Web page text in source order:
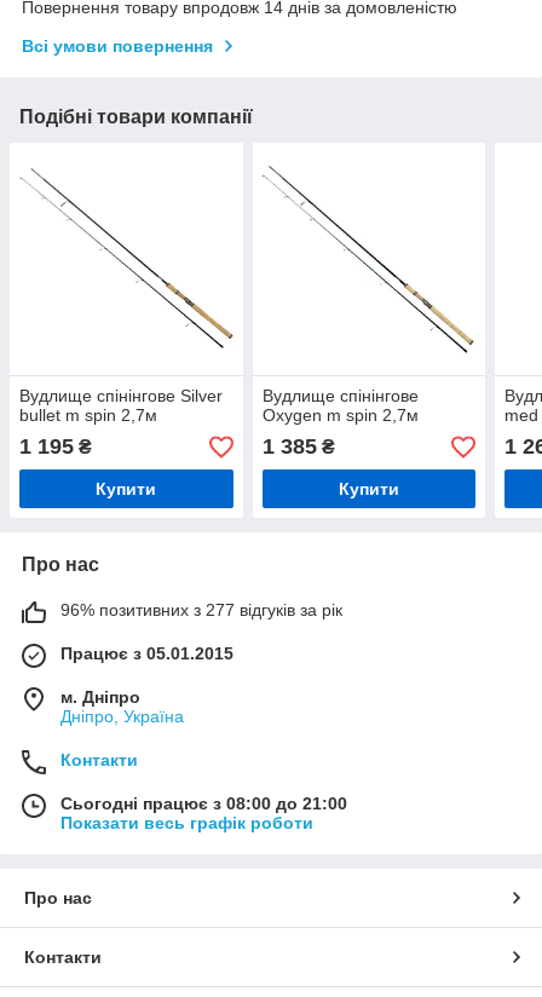
Повернення товару впродовж 14 днів за домовленістю
Всі умови повернення
Подібні товари компанії
Вудлище спінінгове Silver
bullet m spin 2,7м
1 195 ₴
Купити
Вудлище спінінгове
Oxygen m spin 2,7м
1 385₴
Купити
1
Про нас
96% позитивних з 277 відгуків за рік
Працює з 05.01.2015
м. Дніпро
Дніпро, Україна
Контакти
Сьогодні працює з 08:00 до 21:00
Показати весь графік роботи
Про нас
Контакти